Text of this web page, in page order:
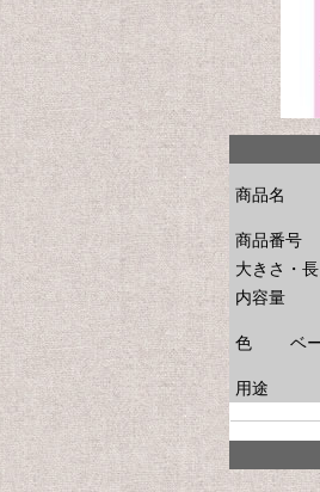
商品名
商品番号
大きさ・
内容量
色 ベ
用途